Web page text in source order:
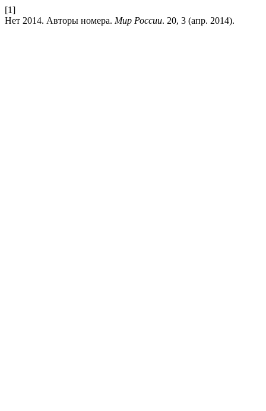
[1]
Нет 2014. Авторы номера. Мир России. 20, 3 (апр. 2014).